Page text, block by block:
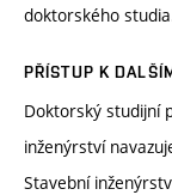
doktorského
PŘÍSTUP K
Doktorský studijní
inženýrství
Stavební